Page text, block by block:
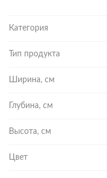
Категория
Тип продукта
Ширина, см
Глубина, см
Высота, см
Цвет